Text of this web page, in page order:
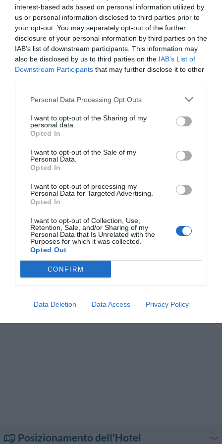
interest-based ads based on personal information utilized by
us or personal information disclosed to third parties prior to
your opt-out. You may separately opt-out of the further
disclosure of your personal information by third parties on the
IAB’s list of downstream participants. This information may
also be disclosed by us to third parties on the IAB’s List of
Downstream Participants that may further disclose it to other
Personal Data Processing Opt Outs
I want to opt-out of the Sharing of my
personal data.
Opted In
I want to opt-out of the Sale of my
Personal Data.
Opted In
I want to opt-out of processing my
Personal Data for Targeted Advertising.
Opted In
I want to opt-out of Collection, Use,
Retention, Sale, and/or Sharing of my
Personal Data that Is Unrelated with the
Purposes for which it was collected.
Opted Out
CONFIRM
Data Deletion Data Access Privacy Policy
- bilocali per una capienza massima di 4 persone.
Tutti gli appartamenti sono modernamente arredati e dotati di angolo
cottura, TV color, riscaldamento autonomo, bagno privato con doccia. Tutte
le soluzioni sono e raggiungibili con ascensore.
I monolocali con soppalco sono anche dotati di aria condizionata.
Camere disponibili: Doppia, Monolocale per 2 persone, Bilocale per 4
persone, Appartamento per 3 persone, Appartamento per 4 persone,
Appartamento per 5 persone.
Servizi Inclusi nel prezzo
Accettati Animali Piccola Taglia
Cassaforte
Check In e Check Out Rapidi
Connessione ad Internet
Deposito Bagagli
Informazioni Turistiche
Servizi a Pagamento
Minigolf
Servizio Fax
Caratteristiche dell'hotel
Camere Fumatori
Camere Insonorizzate
Camere Non Fumatori
Camere familiari
Ristrutturato recentemente
Senza Barriere Architettoniche
Posizionamento dell'Hotel